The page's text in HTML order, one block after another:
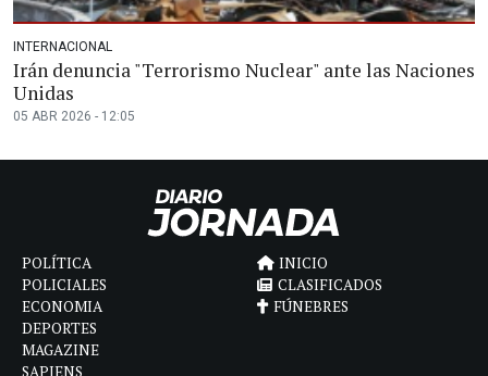
INTERNACIONAL
Irán denuncia "Terrorismo Nuclear" ante las Naciones
Unidas
05 ABR 2026 - 12:05
POLÍTICA
POLICIALES
ECONOMIA
DEPORTES
MAGAZINE
SAPIENS
INICIO
CLASIFICADOS
FÚNEBRES